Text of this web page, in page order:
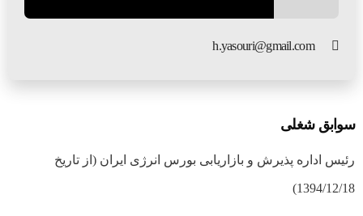
h.yasouri@gmail.com
سوابق شغلی
رئیس اداره پذیرش و بازاریابی بورس انرژی ایران (از تاریخ
1394/12/18)